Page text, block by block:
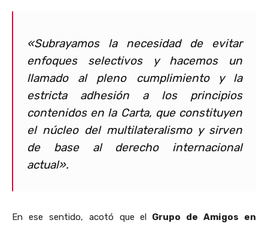
«Subrayamos la necesidad de evitar
enfoques selectivos y hacemos un
llamado al pleno cumplimiento y la
estricta adhesión a los principios
contenidos en la Carta, que constituyen
el núcleo del multilateralismo y sirven
de base al derecho internacional
actual».
En ese sentido, acotó que el Grupo de Amigos en